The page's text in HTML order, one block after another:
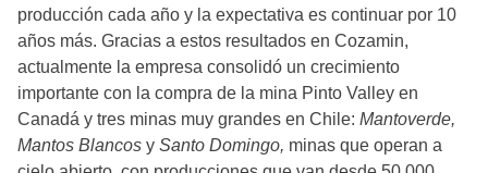
producción cada año y la expectativa es continuar por 10
años más. Gracias a estos resultados en Cozamin,
actualmente la empresa consolidó un crecimiento
importante con la compra de la mina Pinto Valley en
Canadá y tres minas muy grandes en Chile: Mantoverde,
Mantos Blancos y Santo Domingo, minas que operan a